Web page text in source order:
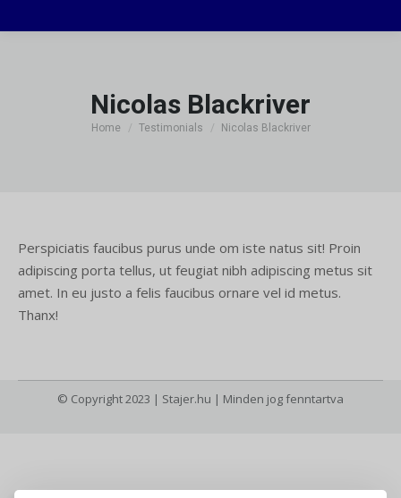
Nicolas Blackriver
You are here:
Home Testimonials Nicolas Blackriver
Perspiciatis faucibus purus unde om iste natus sit! Proin
adipiscing porta tellus, ut feugiat nibh adipiscing metus sit
amet. In eu justo a felis faucibus ornare vel id metus.
Thanx!
© Copyright 2023 | Stajer.hu | Minden jog fenntartva